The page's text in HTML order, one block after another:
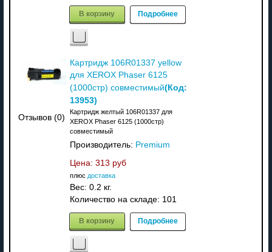
В корзину Подробнее
Отзывов (0)
Картридж 106R01337 yellow
для XEROX Phaser 6125
(1000стр) совместимый(Код:
13953)
Картридж желтый 106R01337 для
XEROX Phaser 6125 (1000стр)
совместимый
Производитель: Premium
Цена: 313 руб
плюс доставка
Вес: 0.2 кг.
Количество на складе: 101
В корзину Подробнее